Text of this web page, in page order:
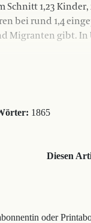
Schnitt 1,23
bei rund 1,4
Migranten gibt. In
1865
Diesen
oder